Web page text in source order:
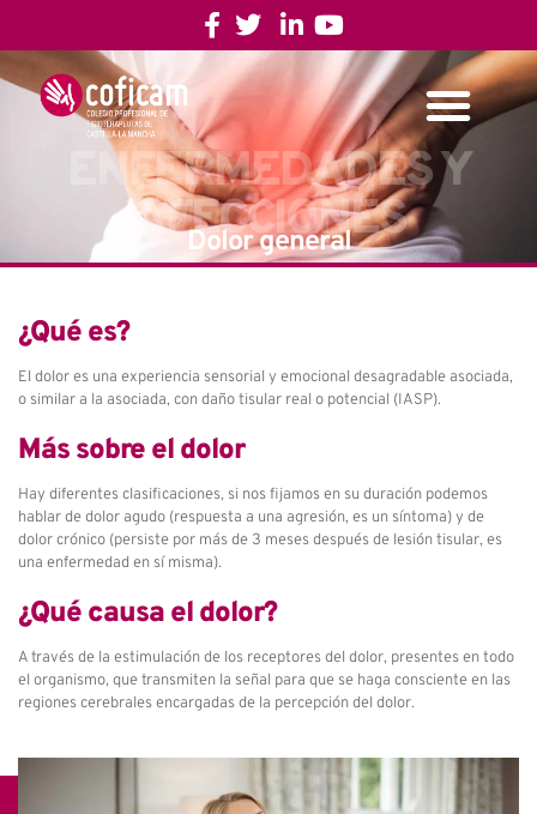
ENFERMEDADES Y
AFECCIONES
Dolor general
¿Qué es?
El dolor es una experiencia sensorial y emocional desagradable asociada,
o similar a la asociada, con daño tisular real o potencial (IASP).
Más sobre el dolor
Hay diferentes clasificaciones, si nos fijamos en su duración podemos
hablar de dolor agudo (respuesta a una agresión, es un síntoma) y de
dolor crónico (persiste por más de 3 meses después de lesión tisular, es
una enfermedad en sí misma).
¿Qué causa el dolor?
A través de la estimulación de los receptores del dolor, presentes en todo
el organismo, que transmiten la señal para que se haga consciente en las
regiones cerebrales encargadas de la percepción del dolor.